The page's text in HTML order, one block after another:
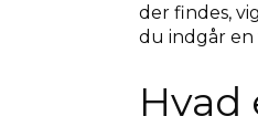
der findes,
du indgår